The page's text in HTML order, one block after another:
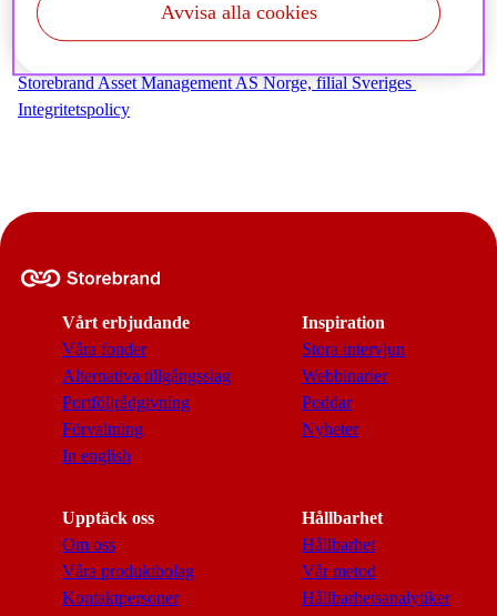
Läs vår uppdaterade Integritetspolicy för att veta om hur vi
behandlar dina personuppgifter.
Storebrand Asset Management AS Norge, filial Sveriges
Integritetspolicy
Vårt erbjudande
Våra fonder
Alternativa tillgångsslag
Portföljrådgivning
Förvaltning
In english
Inspiration
Stora intervjun
Webbinarier
Poddar
Nyheter
Upptäck oss
Om oss
Våra produktbolag
Kontaktpersoner
Hållbarhet
Hållbarhet
Vår metod
Hållbarhetsanalytiker
Avvisa alla cookies